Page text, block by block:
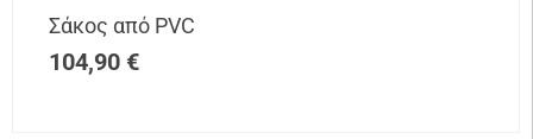
Σάκος από PVC
104,90 €